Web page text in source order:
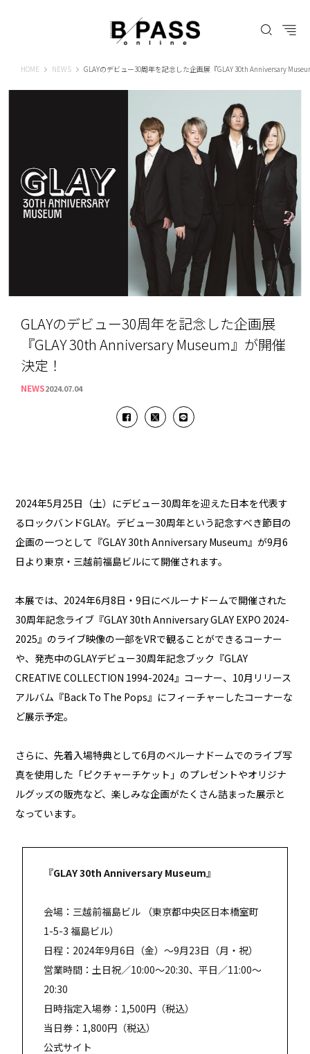
HOME B-PASS ONLINE
NEWS GLAYのデビュー30周年を記念した企画展『GLAY 30th Anniversary
GLAYのデビュー30周年を記念した企画展
『GLAY 30th Anniversary Museum』が開催
決定！
NEWS2024.07.04
2024年5月25日（土）にデビュー30周年を迎えた日本を代表す
るロックバンドGLAY。デビュー30周年という記念すべき節目の
企画の一つとして『GLAY 30th Anniversary Museum』が9月6
日より東京・三越前福島ビルにて開催されます。
本展では、2024年6月8日・9日にベルーナドームで開催された
30周年記念ライブ『GLAY 30th Anniversary GLAY EXPO 2024-
2025』のライブ映像の一部をVRで観ることができるコーナー
や、発売中のGLAYデビュー30周年記念ブック『GLAY
CREATIVE COLLECTION 1994-2024』コーナー、10月リリース
アルバム『Back To The Pops』にフィーチャーしたコーナーな
ど展示予定。
さらに、先着入場特典として6月のベルーナドームでのライブ写
真を使用した「ピクチャーチケット」のプレゼントやオリジナ
ルグッズの販売など、楽しみな企画がたくさん詰まった展示と
なっています。
『GLAY 30th Anniversary Museum』
会場：三越前福島ビル （東京都中央区日本橋室町
1-5-3 福島ビル）
日程：2024年9月6日（金）～9月23日（月・祝）
営業時間：土日祝／10:00～20:30、平日／11:00～
20:30
日時指定入場券：1,500円（税込）
当日券：1,800円（税込）
公式サイト